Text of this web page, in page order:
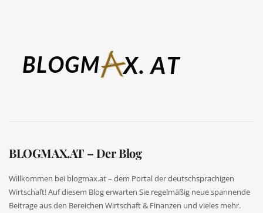
BLOGMAX.AT – Der Blog
Willkommen bei blogmax.at – dem Portal der deutschsprachigen
Wirtschaft! Auf diesem Blog erwarten Sie regelmäßig neue spannende
Beitrage aus den Bereichen Wirtschaft & Finanzen und vieles mehr.